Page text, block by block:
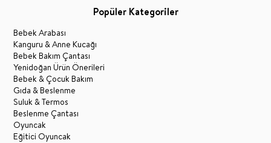
Popüler Kategoriler
Bebek Arabası
Kanguru & Anne Kucağı
Bebek Bakım Çantası
Yenidoğan Ürün Önerileri
Bebek & Çocuk Bakım
Gıda & Beslenme
Suluk & Termos
Beslenme Çantası
Oyuncak
Eğitici Oyuncak